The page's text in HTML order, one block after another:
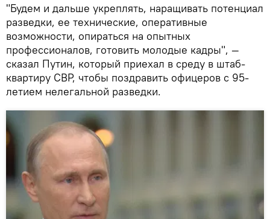
"Будем и дальше укреплять, наращивать потенциал
разведки, ее технические, оперативные
возможности, опираться на опытных
профессионалов, готовить молодые кадры", —
сказал Путин, который приехал в среду в штаб-
квартиру СВР, чтобы поздравить офицеров с 95-
летием нелегальной разведки.